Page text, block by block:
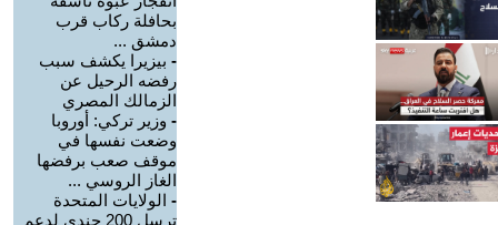
بحافلة ركاب قرب
دمشق ...
- بيزيرا يكشف سبب
رفضه الرحيل عن
الزمالك المصري
- وزير تركي: أوروبا
وضعت نفسها في
موقف صعب برفضها
الغاز الروسي ...
- الولايات المتحدة
ترسل 200 جندي لدعم